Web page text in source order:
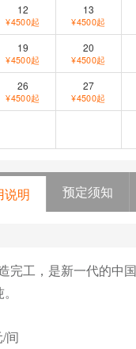
12
¥4500起
13
¥4500起
19
¥4500起
20
¥4500起
26
¥4500起
27
¥4500起
说明 预定须知
完工，是新一代的
间